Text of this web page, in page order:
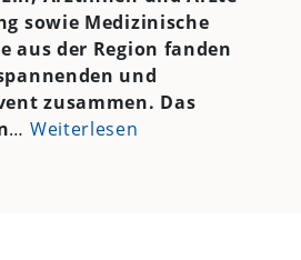
sowie Medizinische
aus der Region fanden
und
zusammen. Das
… Weiterlesen